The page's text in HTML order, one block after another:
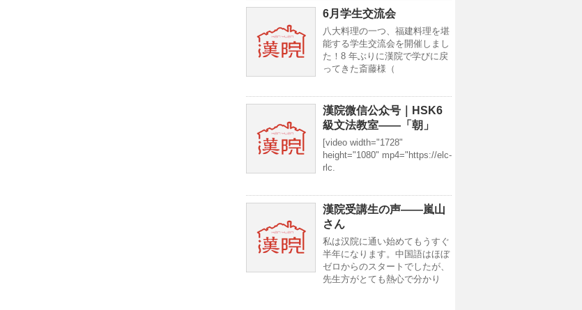
6月学生交流会
八大料理の一つ、福建料理を堪
能する学生交流会を開催しまし
た！8 年ぶりに漢院で学びに戻
ってきた斎藤様（
漢院微信公众号｜HSK6
級文法教室——「朝」
[video width="1728"
height="1080" mp4="https://elc-
rlc.
漢院受講生の声——嵐山
さん
私は汉院に通い始めてもうすぐ
半年になります。中国語はほぼ
ゼロからのスタートでしたが、
先生方がとても熱心で分かり